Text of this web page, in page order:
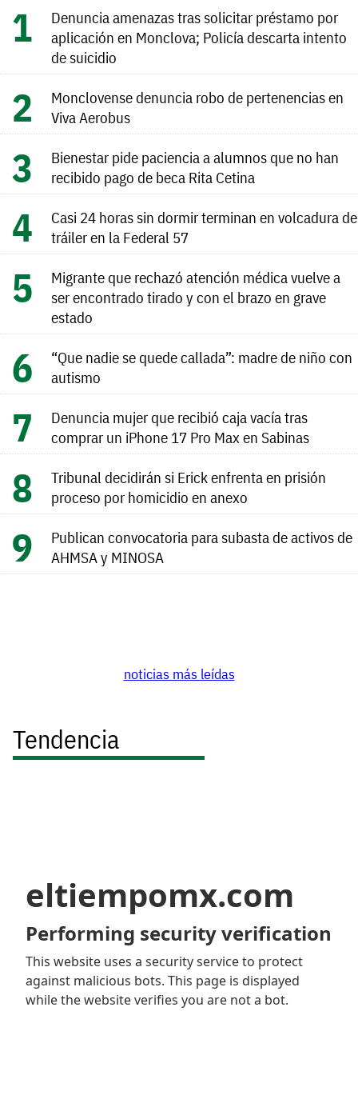
Denuncia amenazas tras solicitar préstamo por
aplicación en Monclova; Policía descarta intento
de suicidio
Monclovense denuncia robo de pertenencias en
Viva Aerobus
Bienestar pide paciencia a alumnos que no han
recibido pago de beca Rita Cetina
Casi 24 horas sin dormir terminan en volcadura de
tráiler en la Federal 57
Migrante que rechazó atención médica vuelve a
ser encontrado tirado y con el brazo en grave
estado
“Que nadie se quede callada”: madre de niño con
autismo
Denuncia mujer que recibió caja vacía tras
comprar un iPhone 17 Pro Max en Sabinas
Tribunal decidirán si Erick enfrenta en prisión
proceso por homicidio en anexo
Publican convocatoria para subasta de activos de
AHMSA y MINOSA
noticias más leídas
Tendencia